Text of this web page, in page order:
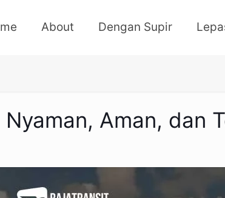
About Dengan Supir
Aman, dan